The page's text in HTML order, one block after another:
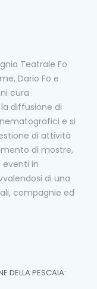
Teatrale Fo
Dario Fo e
cura
diffusione di
e si
di attività
di mostre,
eventi in
di una
compagnie ed
DELLA PESCAIA: